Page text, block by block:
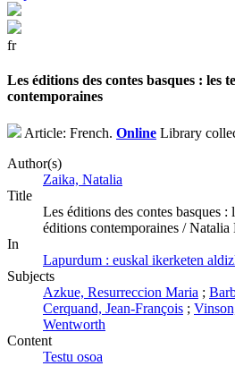
fr
Les éditions des contes basques : les
contemporaines
Article: French. Online Library
Author(s)
Zaika, Natalia
Title
Les éditions des contes basques :
éditions contemporaines /
In
Lapurdum : euskal ikerketen
Subjects
Azkue, Resurreccion Maria ;
Cerquand, Jean-François ;
Wentworth
Content
Testu osoa